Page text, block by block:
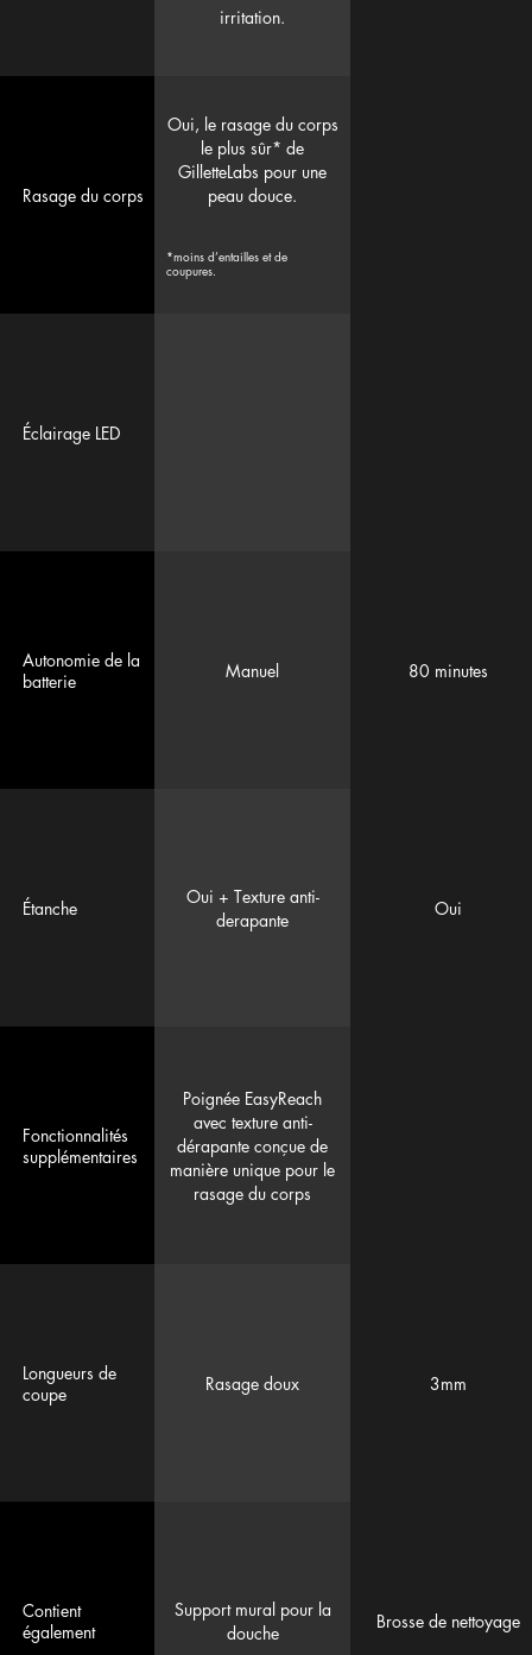
Rasage du corps
Éclairage LED
Autonomie de la
batterie
Étanche
Fonctionnalités
supplémentaires
Longueurs de
coupe
Contient
également
irritation.
Oui, le rasage du corps
le plus sûr* de
GilletteLabs pour une
peau douce.
*moins d’entailles et de
coupures.
Manuel
Oui + Texture anti-
derapante
Poignée EasyReach
avec texture anti-
dérapante conçue de
manière unique pour le
rasage du corps
Rasage doux
Support mural pour la
douche
80 minutes
Oui
3mm
Brosse de nettoyage